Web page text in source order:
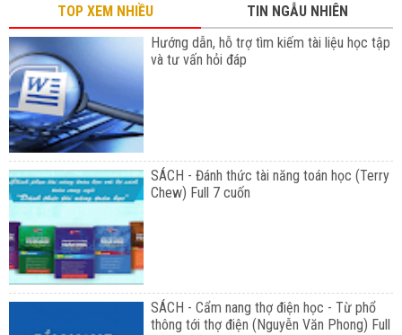
TOP XEM NHIỀU
TIN NGẪU NHIÊN
Hướng dẫn, hỗ trợ tìm kiếm tài liệu học tập
và tư vấn hỏi đáp
SÁCH - Đánh thức tài năng toán học (Terry
Chew) Full 7 cuốn
SÁCH - Cẩm nang thợ điện học - Từ phổ
thông tới thợ điện (Nguyễn Văn Phong) Full